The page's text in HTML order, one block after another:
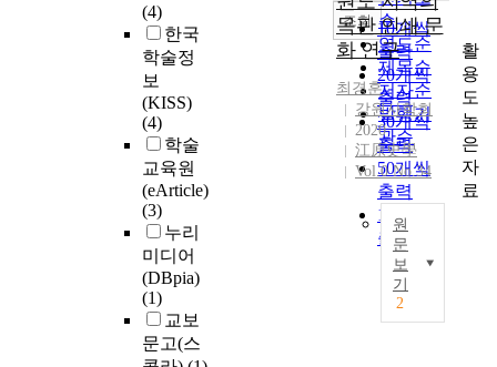
(4)
한국
학술정
보
(KISS)
(4)
학술
교육원
(eArticle)
(3)
누리
미디어
(DBpia)
(1)
교보
문고(스
순
연도순
제목순
저자순
발행기
관순
10개씩
출력
20개씩
출력
30개씩
출력
50개씩
출력
100개씩
출력
조회
목판 인쇄 문
화 연구
최경훈
강원사학회
2020
江原史學
Vol.0 No.34
원
문
보
기
2
활
용
도
높
은
자
료